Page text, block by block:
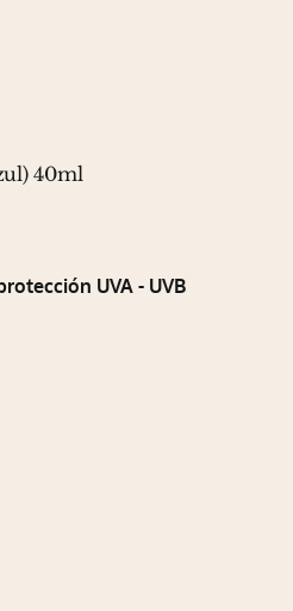
40ml
UVA - UVB